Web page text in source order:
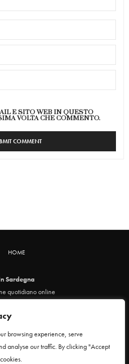
browsing experience, serve
analyse our traffic. By clicking "Accept
E SITO WEB IN QUESTO
VOLTA CHE COMMENTO.
HOME
Sardegna
quotidiano online
ed editore: Claudia Marin
49 - 00186 - Roma
12912621005
di Roma al n. 29 del 24 febbraio 2021